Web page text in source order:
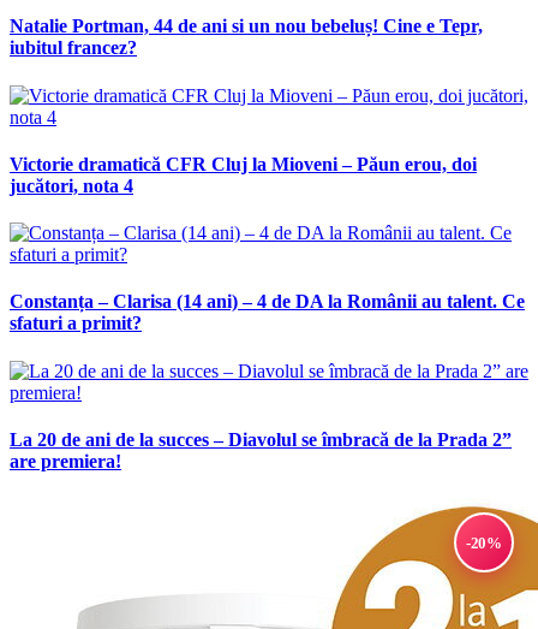
Natalie Portman, 44 de ani si un nou bebeluș! Cine e Tepr,
iubitul francez?
Victorie dramatică CFR Cluj la Mioveni – Păun erou, doi
jucători, nota 4
Constanța – Clarisa (14 ani) – 4 de DA la Românii au talent. Ce
sfaturi a primit?
La 20 de ani de la succes – Diavolul se îmbracă de la Prada 2”
are premiera!
-20%